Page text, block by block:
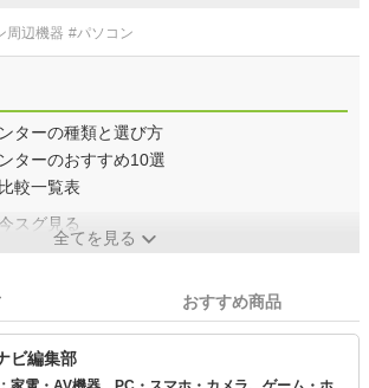
周辺機器 #パソコン
ターの種類と選び方
ターのおすすめ10選
較一覧表
スグ見る
全てを見る
おすすめ商品
ビ編集部